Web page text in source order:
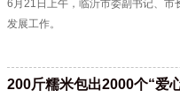
6月21日上午，临沂市委副书记、市
发展工作。
200斤糯米包出2000个“爱